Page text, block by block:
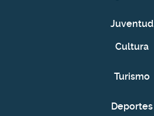
Juventud
Cultura
Turismo
Deportes